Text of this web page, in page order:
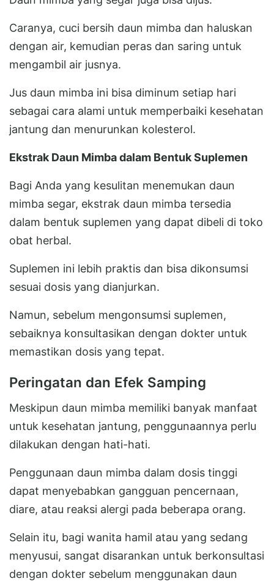
Caranya, cuci bersih daun mimba dan haluskan
dengan air, kemudian peras dan saring untuk
mengambil air jusnya.
Jus daun mimba ini bisa diminum setiap hari
sebagai cara alami untuk memperbaiki kesehatan
jantung dan menurunkan kolesterol.
Ekstrak Daun Mimba dalam Bentuk Suplemen
Bagi Anda yang kesulitan menemukan daun
mimba segar, ekstrak daun mimba tersedia
dalam bentuk suplemen yang dapat dibeli di toko
obat herbal.
Suplemen ini lebih praktis dan bisa dikonsumsi
sesuai dosis yang dianjurkan.
Namun, sebelum mengonsumsi suplemen,
sebaiknya konsultasikan dengan dokter untuk
memastikan dosis yang tepat.
Peringatan dan Efek Samping
Meskipun daun mimba memiliki banyak manfaat
untuk kesehatan jantung, penggunaannya perlu
dilakukan dengan hati-hati.
Penggunaan daun mimba dalam dosis tinggi
dapat menyebabkan gangguan pencernaan,
diare, atau reaksi alergi pada beberapa orang.
Selain itu, bagi wanita hamil atau yang sedang
menyusui, sangat disarankan untuk berkonsultasi
dengan dokter sebelum menggunakan daun